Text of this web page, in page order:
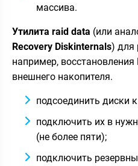
массива.
Утилита raid data (или
Recovery Diskinternals) для
например,
внешнего накопителя.
подсоединить диски
подключить их в
(не более пяти);
подключить